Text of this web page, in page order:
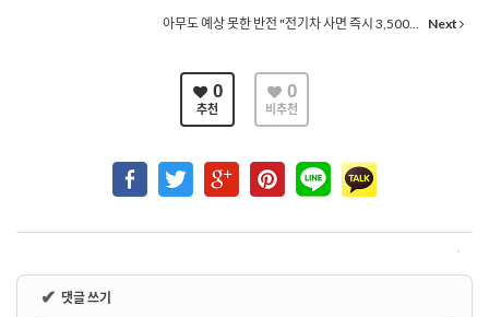
아무도 예상 못한 반전 "전기차 사면 즉시 3,500...
Next
0
추천
0
비추천
✔ 댓글 쓰기